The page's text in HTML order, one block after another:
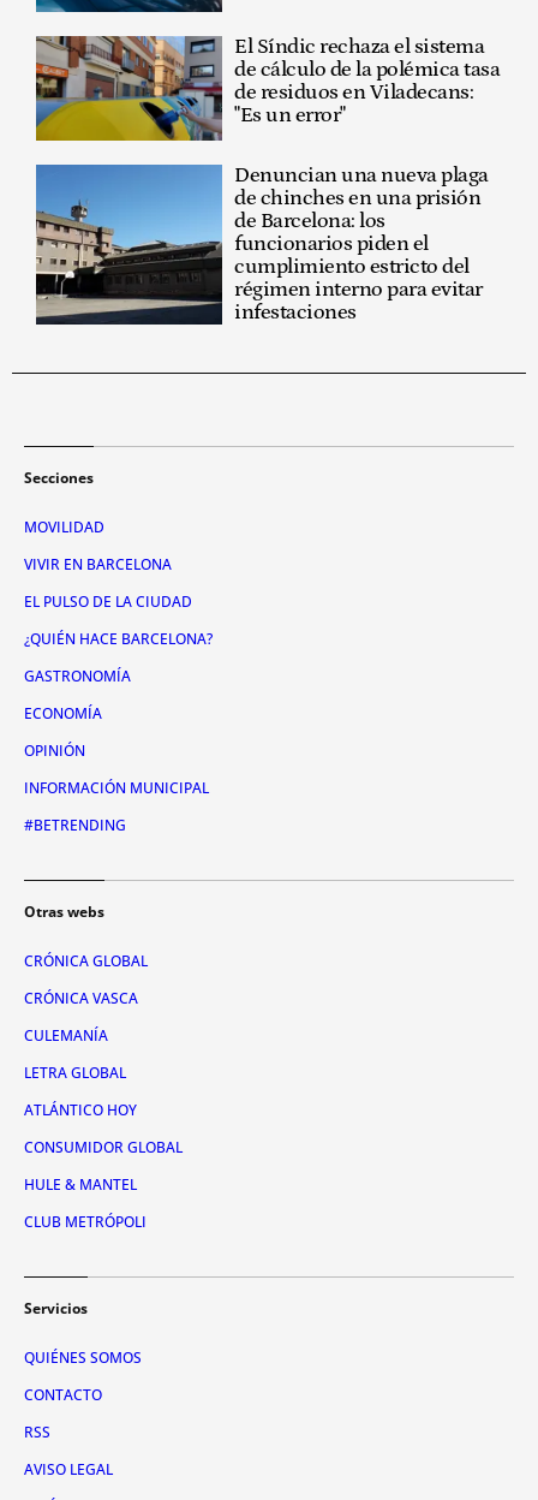
El Síndic rechaza el sistema
de cálculo de la polémica tasa
de residuos en Viladecans:
"Es un error"
Denuncian una nueva plaga
de chinches en una prisión
de Barcelona: los
funcionarios piden el
cumplimiento estricto del
régimen interno para evitar
infestaciones
Secciones
MOVILIDAD
VIVIR EN BARCELONA
EL PULSO DE LA CIUDAD
¿QUIÉN HACE BARCELONA?
GASTRONOMÍA
ECONOMÍA
OPINIÓN
INFORMACIÓN MUNICIPAL
#BETRENDING
Otras webs
CRÓNICA GLOBAL
CRÓNICA VASCA
CULEMANÍA
LETRA GLOBAL
ATLÁNTICO HOY
CONSUMIDOR GLOBAL
HULE & MANTEL
CLUB METRÓPOLI
Servicios
QUIÉNES SOMOS
CONTACTO
RSS
AVISO LEGAL